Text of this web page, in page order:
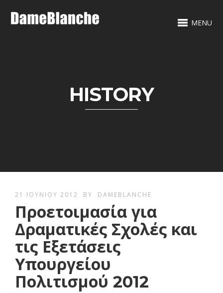
MENU
HISTORY
21 ΙΟΥΝΊΟΥ 2012 BY DAMEBLANCHE
Προετοιμασία για
Δραματικές Σχολές και
τις Εξετάσεις
Υπουργείου
Πολιτισμού 2012